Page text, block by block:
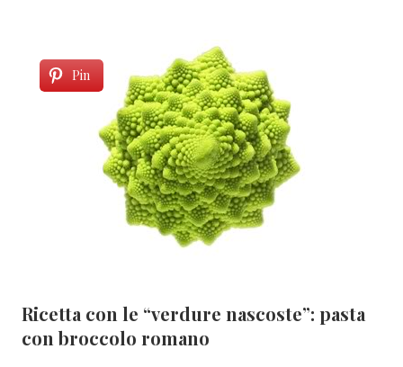
Pin
Ricetta con le “verdure nascoste”: pasta
con broccolo romano